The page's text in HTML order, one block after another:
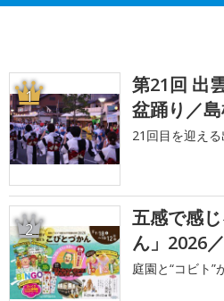
1
第21回 出
盆踊り／
21回目を迎え
2
五感で感
ん」2026
庭園と“コビト”